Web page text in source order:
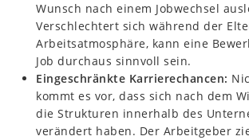
Wunsch nach einem Jobwechsel
Verschlechtert sich während der
Arbeitsatmosphäre, kann eine
Job durchaus sinnvoll sein.
Eingeschränkte Karrierechancen:
kommt es vor, dass sich nach dem
die Strukturen innerhalb des
verändert haben. Der Arbeitgeber